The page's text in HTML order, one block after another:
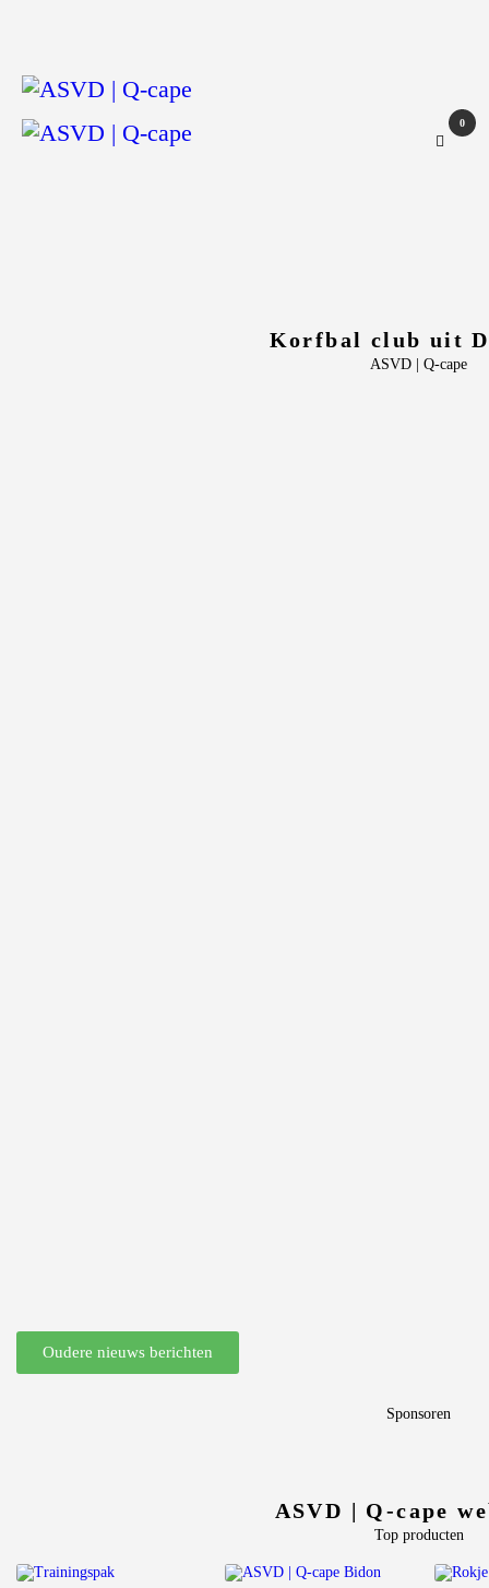
0
Belangrijke informatie
Adressen
Korfbal club uit
ASVD | Q-cape
Oudere nieuws berichten
Sponsoren
ASVD | Q-cape
Top producten